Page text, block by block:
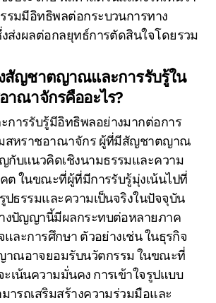
รมมีอิทธิพลต่อกระบวนการทาง
ส่งผลต่อกลยุทธ์การตัดสินใจโดยรวม
สัญชาตญาณและการรับรู้ใน
าณาจักรคืออะไร?
ารรับรู้มีอิทธิพลอย่างมากต่อการ
สหราชอาณาจักร ผู้ที่มีสัญชาตญาณ
กับแนวคิดเชิงนามธรรมและความ
ต ในขณะที่ผู้ที่มีการรับรู้มุ่งเน้นไปที่
ปธรรมและความเป็นจริงในปัจจุบัน
งปัญญานี้มีผลกระทบต่อหลายภาค
และการศึกษา ตัวอย่างเช่น ในธุรกิจ
ณอาจยอมรับนวัตกรรม ในขณะที่
เน้นความมั่นคง การเข้าใจรูปแบบ
ารถเสริมสร้างความร่วมมือและ